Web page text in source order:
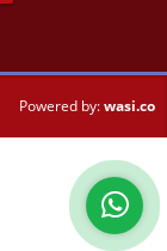
Powered by:wasi.co